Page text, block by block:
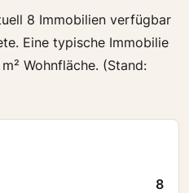
8 Immobilien verfügbar
Eine typische Immobilie
Wohnfläche. (Stand:
8